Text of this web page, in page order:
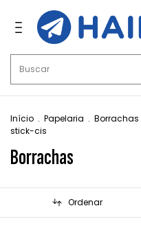
Início . Papelaria . Borrachas
stick-cis
Borrachas
Ordenar